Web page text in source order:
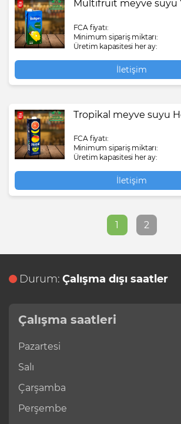
Multifruit meyve suyu
FCA fiyatı:
Minimum sipariş miktarı:
Üretim kapasitesi her ay:
İletişim
Tropikal meyve suyu
FCA fiyatı:
Minimum sipariş miktarı:
Üretim kapasitesi her ay:
İletişim
1 2
Durum: Çalışma dışı saatler
Çalışma saatleri
Pazartesi
Salı
Çarşamba
Perşembe